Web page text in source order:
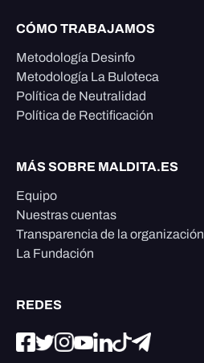
CÓMO TRABAJAMOS
Metodología Desinfo
Metodología La Buloteca
Política de Neutralidad
Política de Rectificación
MÁS SOBRE MALDITA.ES
Equipo
Nuestras cuentas
Transparencia de la organización
La Fundación
REDES